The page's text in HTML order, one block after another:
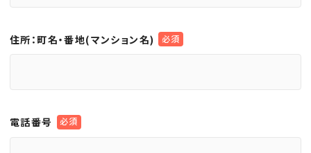
住所：町名・番地(マンション名)
電話番号